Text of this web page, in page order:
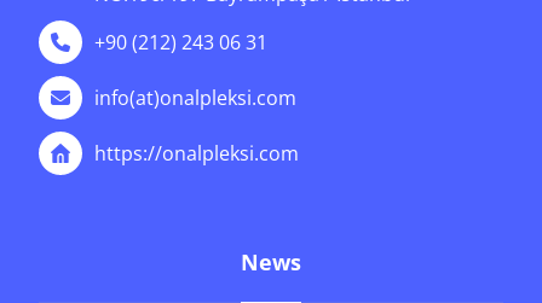
+90 (212) 243 06 31
info(at)onalpleksi.com
https://onalpleksi.com
News